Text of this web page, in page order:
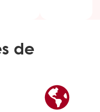
de